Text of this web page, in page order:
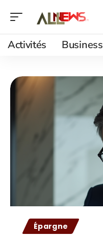
Activités Business
Épargne